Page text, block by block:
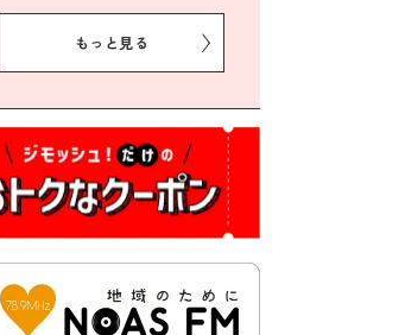
ン作戦参加者募集
対抗「福岡駅伝」出場選手募
集！
2026年7月31日 第６次豊前市
総合計画後期基本計画策定業
もっと見る